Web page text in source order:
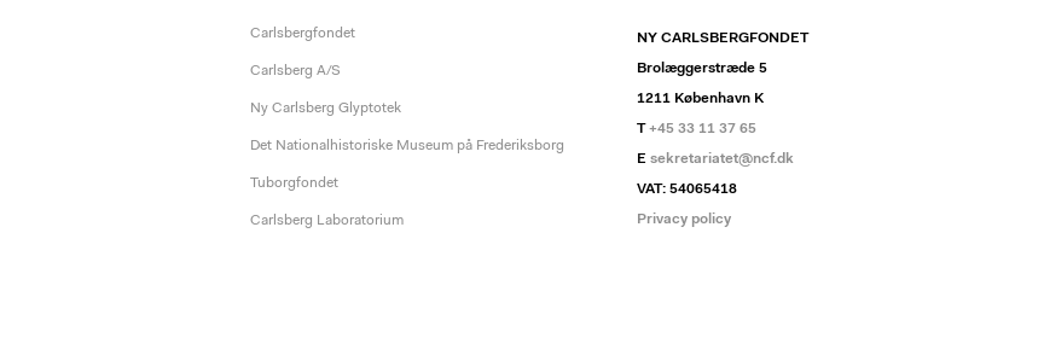
Carlsbergfondet
Carlsberg A/S
Ny Carlsberg Glyptotek
Det Nationalhistoriske Museum på Frederiksborg
Tuborgfondet
Carlsberg Laboratorium
NY CARLSBERGFONDET
Brolæggerstræde 5
1211 København K
T+45 33 11 37 65
E sekretariatet@ncf.dk
VAT: 54065418
Privacy policy